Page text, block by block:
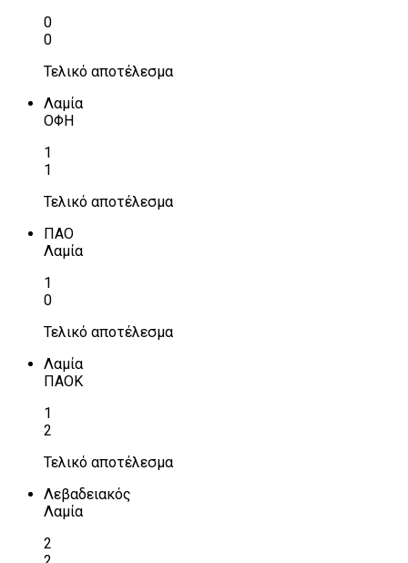
0
0
Τελικό αποτέλεσμα
Λαμία
ΟΦΗ
1
1
Τελικό αποτέλεσμα
ΠΑΟ
Λαμία
1
0
Τελικό αποτέλεσμα
Λαμία
ΠΑΟΚ
1
2
Τελικό αποτέλεσμα
Λεβαδειακός
Λαμία
2